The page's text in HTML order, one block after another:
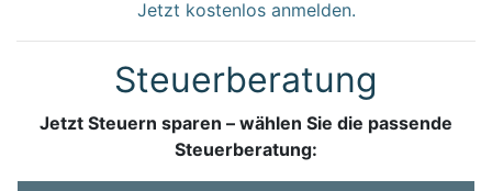
Jetzt kostenlos anmelden.
Steuerberatung
Jetzt Steuern sparen – wählen Sie die passende
Steuerberatung: